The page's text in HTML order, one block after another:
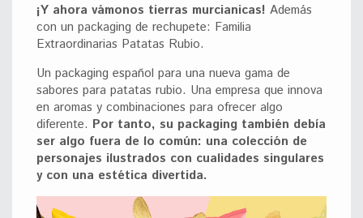
¡Y ahora vámonos tierras murcianicas! Además
con un packaging de rechupete: Familia
Extraordinarias Patatas Rubio.
Un packaging español para una nueva gama de
sabores para patatas rubio. Una empresa que innova
en aromas y combinaciones para ofrecer algo
diferente. Por tanto, su packaging también debía
ser algo fuera de lo común: una colección de
personajes ilustrados con cualidades singulares
y con una estética divertida.